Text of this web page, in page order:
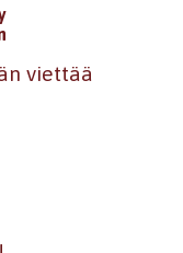
viettää